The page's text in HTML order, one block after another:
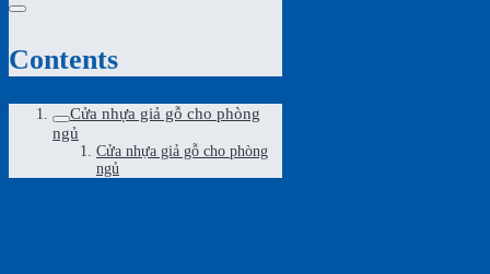
Contents
Cửa nhựa giả gỗ cho phòng
ngủ
Cửa nhựa giả gỗ cho phòng
ngủ